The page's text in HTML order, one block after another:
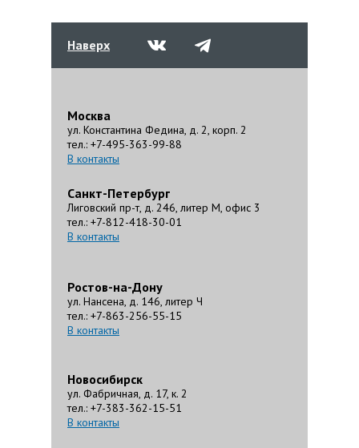
Наверх
Москва
ул. Константина Федина, д. 2, корп. 2
тел.: +7-495-363-99-88
В контакты
Санкт-Петербург
Лиговский пр-т, д. 246, литер М, офис 3
тел.: +7-812-418-30-01
В контакты
Ростов-на-Дону
ул. Нансена, д. 146, литер Ч
тел.: +7-863-256-55-15
В контакты
Новосибирск
ул. Фабричная, д. 17, к. 2
тел.: +7-383-362-15-51
В контакты